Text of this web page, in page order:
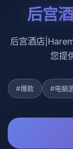
后宫
后宫酒店
您提
#爆款 #电脑